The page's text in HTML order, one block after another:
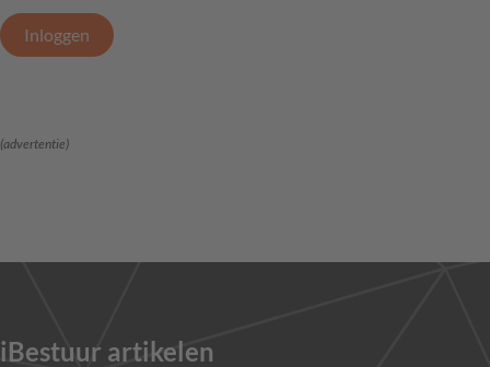
Inloggen
(advertentie)
iBestuur artikelen